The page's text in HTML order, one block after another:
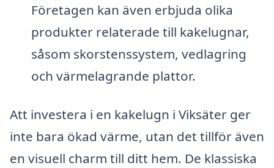
Företagen kan även erbjuda olika
produkter relaterade till kakelugnar,
såsom skorstenssystem, vedlagring
och värmelagrande plattor.
Att investera i en kakelugn i Viksäter ger
inte bara ökad värme, utan det tillför även
en visuell charm till ditt hem. De klassiska